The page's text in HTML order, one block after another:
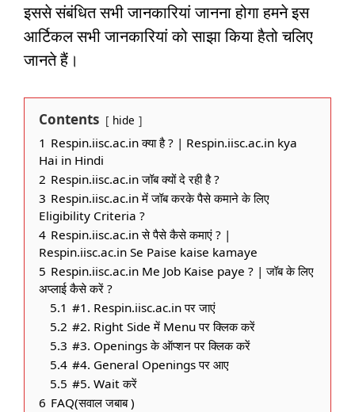
इससे संबंधित सभी जानकारियां जानना होगा हमने इस
आर्टिकल सभी जानकारियां को साझा किया हैतो चलिए
जानते हैं।
Contents hide
1 Respin.iisc.ac.in क्या है ? | Respin.iisc.ac.in kya
Hai in Hindi
2 Respin.iisc.ac.in जॉब क्यों दे रही है ?
3 Respin.iisc.ac.in में जॉब करके पैसे कमाने के लिए
Eligibility Criteria ?
4 Respin.iisc.ac.in से पैसे कैसे कमाएं ? |
Respin.iisc.ac.in Se Paise kaise kamaye
5 Respin.iisc.ac.in Me Job Kaise paye ? | जॉब के लिए
अप्लाई कैसे करें ?
5.1 #1. Respin.iisc.ac.in पर जाएं
5.2 #2. Right Side में Menu पर क्लिक करें
5.3 #3. Openings के ऑप्शन पर क्लिक करें
5.4 #4. General Openings पर आए
5.5 #5. Wait करें
6 FAQ(सवाल जबाब )